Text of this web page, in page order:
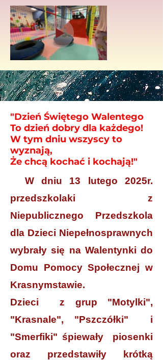
"Dzień Świętego Walentego
To dzień dobry dla każdego!
W tym dniu wszyscy to
wyznają,
Że chcą kochać i kochają!"
W dniu 13 lutego 2025r.
przedszkolaki z
Niepublicznego Przedszkola
dla Dzieci Niepełnosprawnych
wybrały się na Walentynki do
Domu Pomocy Społecznej w
Krasnymstawie.
Dzieci z grup "Motylki",
"Krasnale", "Pszczółki" i
"Smerfiki" śpiewały piosenki
oraz przedstawiły krótką